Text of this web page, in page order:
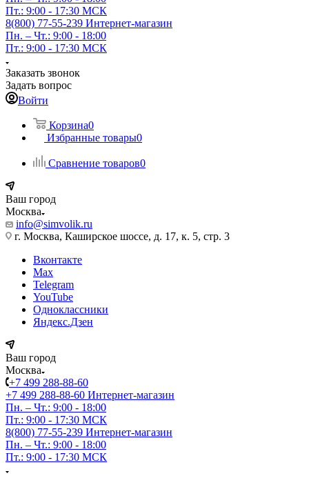
Пт.: 9:00 - 17:30 МСК
8(800) 77-55-239 Интернет-магазин
Пн. – Чт.: 9:00 - 18:00
Пт.: 9:00 - 17:30 МСК
Заказать звонок
Задать вопрос
Войти
Корзина0
Избранные товары0
Сравнение товаров0
Ваш город
Москва
info@simvolik.ru
г. Москва, Каширское шоссе, д. 17, к. 5, стр. 3
Вконтакте
Max
Telegram
YouTube
Одноклассники
Яндекс.Дзен
Ваш город
Москва
+7 499 288-88-60
+7 499 288-88-60 Интернет-магазин
Пн. – Чт.: 9:00 - 18:00
Пт.: 9:00 - 17:30 МСК
8(800) 77-55-239 Интернет-магазин
Пн. – Чт.: 9:00 - 18:00
Пт.: 9:00 - 17:30 МСК